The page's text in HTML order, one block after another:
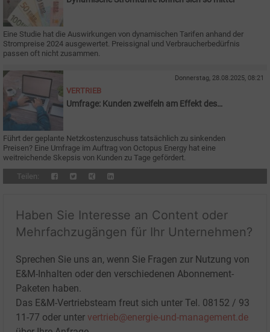
Eine Studie hat die Auswirkungen von dynamischen Tarifen anhand der
Strompreise 2024 ausgewertet. Preissignal und Verbraucherbedürfnis
passen oft nicht zusammen.
Donnerstag, 28.08.2025, 08:21
VERTRIEB
Umfrage: Kunden zweifeln am Effekt des
Führt der geplante Netzkostenzuschuss tatsächlich zu sinkenden
Preisen? Eine Umfrage im Auftrag von Octopus Energy hat eine
weitreichende Skepsis von Kunden zu Tage gefördert.
Teilen:
Haben Sie Interesse an Content oder
Mehrfachzugängen für Ihr Unternehmen?
Sprechen Sie uns an, wenn Sie Fragen zur Nutzung von
E&M-Inhalten oder den verschiedenen Abonnement-
Paketen haben.
Das E&M-Vertriebsteam freut sich unter Tel. 08152 / 93
11-77 oder unter vertrieb@energie-und-management.de